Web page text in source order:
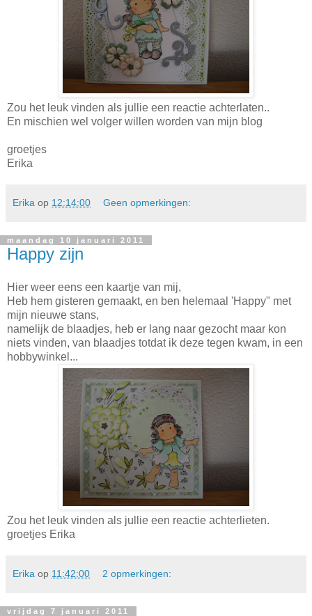
Zou het leuk vinden als jullie een reactie achterlaten..
En mischien wel volger willen worden van mijn blog
groetjes
Erika
Erika op 12:14:00 Geen opmerkingen:
maandag 10 januari 2011
Happy zijn
Hier weer eens een kaartje van mij,
Heb hem gisteren gemaakt, en ben helemaal 'Happy" met
mijn nieuwe stans,
namelijk de blaadjes, heb er lang naar gezocht maar kon
niets vinden, van blaadjes totdat ik deze tegen kwam, in een
hobbywinkel...
Zou het leuk vinden als jullie een reactie achterlieten.
groetjes Erika
Erika op 11:42:00 2 opmerkingen:
vrijdag 7 januari 2011